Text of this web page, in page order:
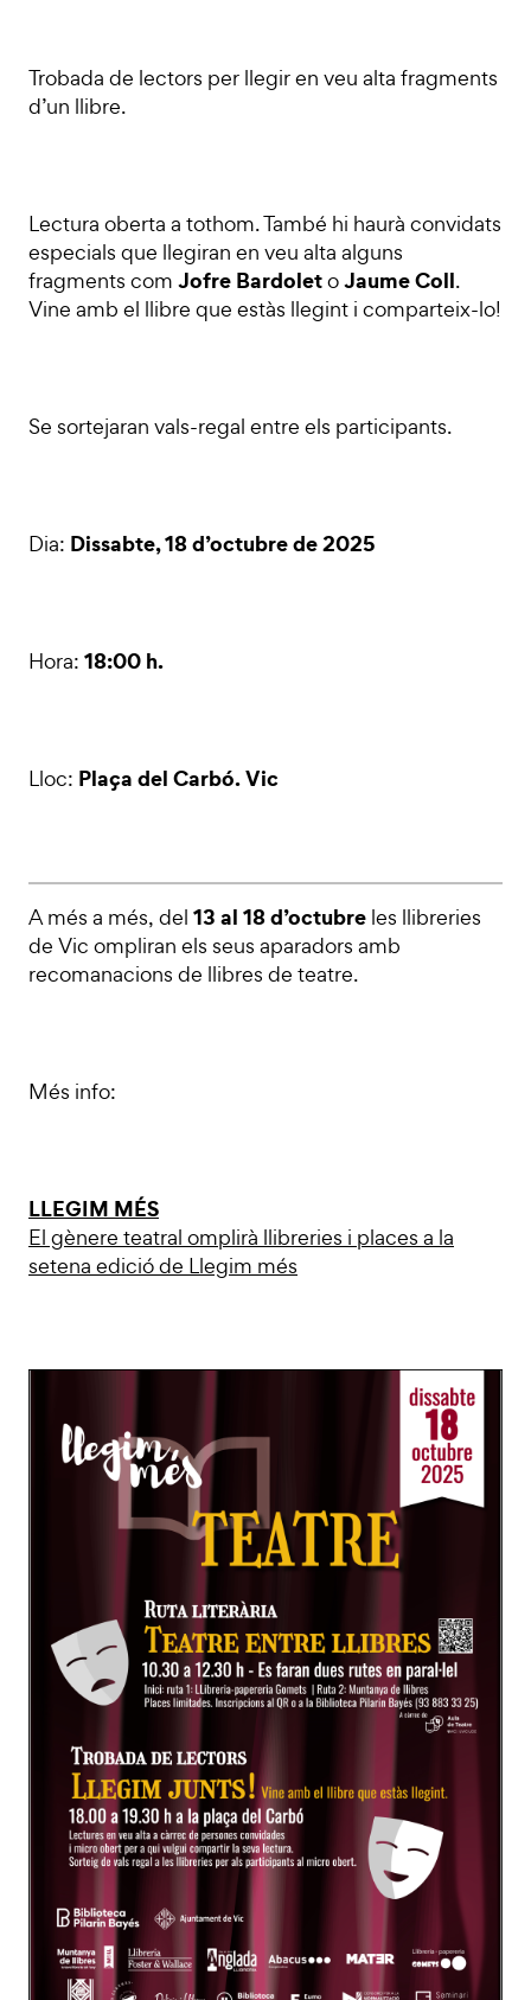
Trobada de lectors per llegir en veu alta fragments
d’un llibre.
Lectura oberta a tothom. També hi haurà convidats
especials que llegiran en veu alta alguns
fragments com Jofre BardoletoJaume Coll.
Vine amb el llibre que estàs llegint i comparteix-lo!
Se sortejaran vals-regal entre els participants.
Dia: Dissabte, 18 d’octubre de 2025
Hora: 18:00 h.
Lloc: Plaça del Carbó. Vic
A més a més, del 13 al 18 d’octubre les llibreries
de Vic ompliran els seus aparadors amb
recomanacions de llibres de teatre.
Més info:
LLEGIM MÉS
El gènere teatral omplirà llibreries i places a la
setena edició de Llegim més